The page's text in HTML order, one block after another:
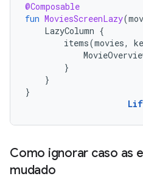
@Composable
fun MoviesScreenLazy(
LazyColumn {
items(movies,
}
}
}
Como ignorar caso as
mudado